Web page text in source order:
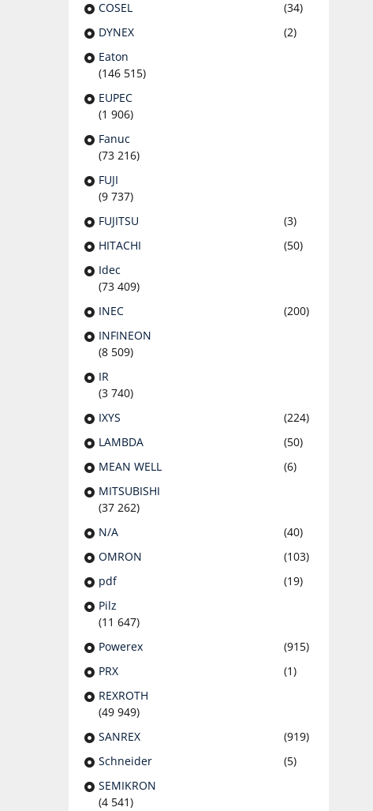
COSEL
(34)
DYNEX
(2)
Eaton
(146 515)
EUPEC
(1 906)
Fanuc
(73 216)
FUJI
(9 737)
FUJITSU
(3)
HITACHI
(50)
Idec
(73 409)
INEC
(200)
INFINEON
(8 509)
IR
(3 740)
IXYS
(224)
LAMBDA
(50)
MEAN WELL
(6)
MITSUBISHI
(37 262)
N/A
(40)
OMRON
(103)
pdf
(19)
Pilz
(11 647)
Powerex
(915)
PRX
(1)
REXROTH
(49 949)
SANREX
(919)
Schneider
(5)
SEMIKRON
(4 541)